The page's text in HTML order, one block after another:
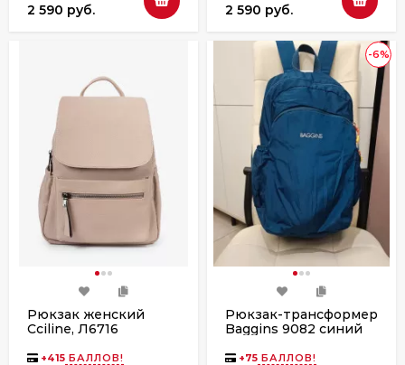
2 590 руб. 2 590 руб.
Рюкзак женский
Cciline, Л6716
+415 БАЛЛОВ!
-6%
Рюкзак-трансформер
Baggins 9082 синий
+75 БАЛЛОВ!